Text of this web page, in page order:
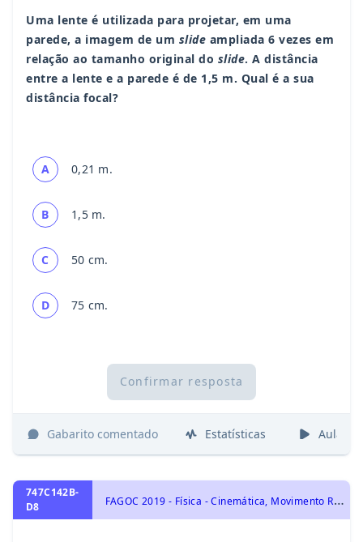
Uma lente é utilizada para projetar, em uma
parede, a imagem de um slide ampliada 6 vezes em
relação ao tamanho original do slide. A distância
entre a lente e a parede é de 1,5 m. Qual é a sua
distância focal?
A 0,21 m.
B 1,5 m.
C 50 cm.
D 75 cm.
Confirmar resposta
Gabarito comentado Estatísticas Aulas
747C142B-
D8
F
AGOC 2019 - Física - Cinemática, Movimento Retilíneo Uniforme